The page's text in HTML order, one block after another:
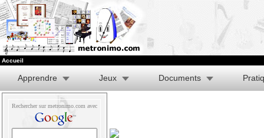
Accueil
Apprendre Jeux Documents
Rechercher sur metronimo.com avec